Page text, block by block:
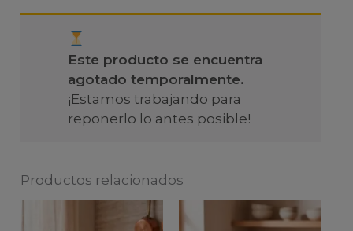
Este producto se encuentra
agotado temporalmente.
¡Estamos trabajando para
reponerlo lo antes posible!
Productos relacionados